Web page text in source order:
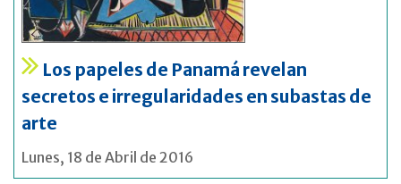
Los papeles de Panamá revelan
secretos e irregularidades en subastas de
arte
Lunes, 18 de Abril de 2016